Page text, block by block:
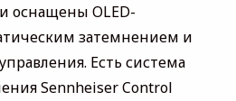
оснащены OLED-
затемнением и
Есть система
Sennheiser Control